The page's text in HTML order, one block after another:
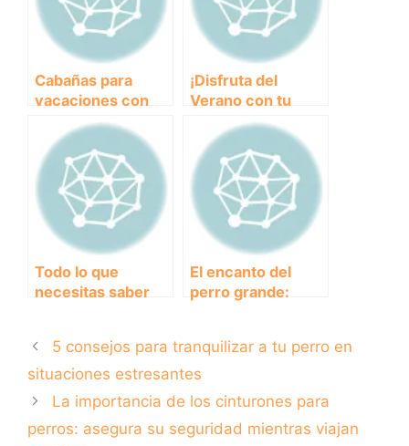
Cabañas para
vacaciones con
perros: la
escapada perfecta
para amantes de
los animales
¡Disfruta del
Verano con tu
Mascota!
Descubre las
Mejores Playas
para Perros en
San Pedro del
Pinatar
Todo lo que
necesitas saber
Standard:
Características,
cuidados y
curiosidades
El encanto del
perro grande:
blanco y gris
5 consejos para tranquilizar a tu perro en
situaciones estresantes
La importancia de los cinturones para
perros: asegura su seguridad mientras viajan